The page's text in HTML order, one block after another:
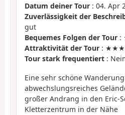
Datum deiner Tour : 04. Apr
Zuverlässigkeit der
gut
Bequemes Folgen der Tour :
Attraktivität der Tour :
Tour stark frequentiert :
Eine sehr schöne
abwechslungsreiches
großer Andrang in den Eric-
Kletterzentrum in der Nähe